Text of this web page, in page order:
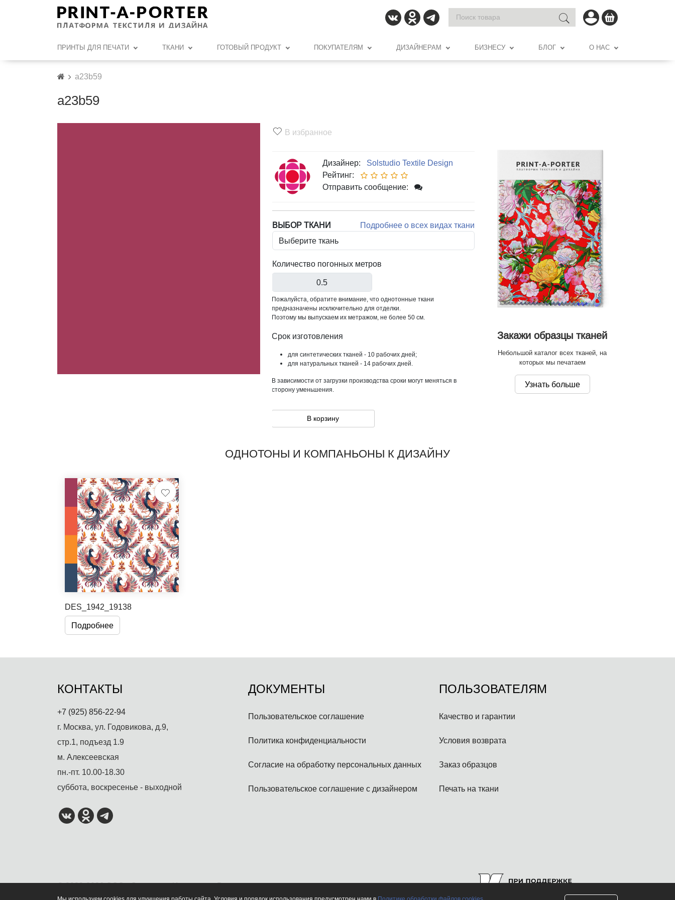
ПРИНТЫ ДЛЯ ПЕЧАТИ ТКАНИ ГОТОВЫЙ ПРОДУКТ ПОКУПАТЕЛЯМ ДИЗАЙНЕРАМ БИЗНЕСУ БЛОГ О НАС
a23b59
a23b59
В избранное
Дизайнер:
Solstudio Textile Design
Рейтинг:
Отправить сообщение:
ВЫБОР ТКАНИ Подробнее о всех видах ткани
Количество погонных метров
Пожалуйста, обратите внимание, что однотонные ткани
предназначены исключительно для отделки.
Поэтому мы выпускаем их метражом, не более 50 см.
Срок изготовления
для синтетических тканей - 10 рабочих дней;
для натуральных тканей - 14 рабочих дней.
В зависимости от загрузки производства сроки могут меняться в
сторону уменьшения.
В корзину
Закажи образцы тканей
Небольшой каталог всех тканей, на
которых мы печатаем
Узнать больше
ОДНОТОНЫ И КОМПАНЬОНЫ К ДИЗАЙНУ
DES_1942_19138
Подробнее
КОНТАКТЫ
+7 (925) 856-22-94
г. Москва, ул. Годовикова, д.9,
стр.1, подъезд 1.9
м. Алексеевская
пн.-пт. 10.00-18.30
суббота, воскресенье - выходной
ДОКУМЕНТЫ
Пользовательское соглашение
Политика конфиденциальности
Согласие на обработку персональных данных
Пользовательское соглашение с дизайнером
ПОЛЬЗОВАТЕЛЯМ
Качество и гарантии
Условия возврата
Заказ образцов
Печать на ткани
© 2022-2026 ООО «Солстудио Индастри». Все права защищены.